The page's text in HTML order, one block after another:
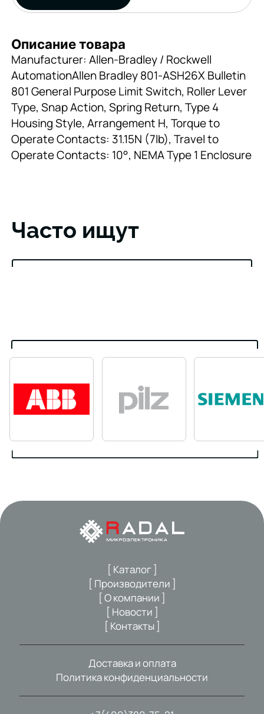
Описание товара
Manufacturer: Allen-Bradley / Rockwell
AutomationAllen Bradley 801-ASH26X Bulletin
801 General Purpose Limit Switch, Roller Lever
Type, Snap Action, Spring Return, Type 4
Housing Style, Arrangement H, Torque to
Operate Contacts: 31.15N (7lb), Travel to
Operate Contacts: 10°, NEMA Type 1 Enclosure
Часто ищут
[ Каталог ]
[ Производители ]
[ О компании ]
[ Новости ]
[ Контакты ]
Доставка и оплата
Политика конфиденциальности